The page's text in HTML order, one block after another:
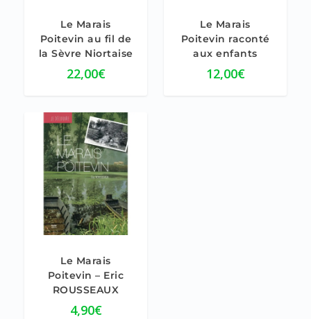
Le Marais
Poitevin au fil de
la Sèvre Niortaise
22,00€
Le Marais
Poitevin raconté
aux enfants
12,00€
5.00
Le Marais
Poitevin – Eric
ROUSSEAUX
4,90€